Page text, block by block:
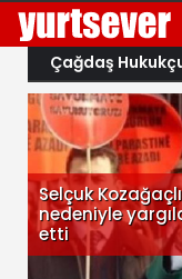
Çağdaş
Selçuk
nedeniyle
etti